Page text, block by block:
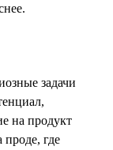
задачи
на продукт
проде, где